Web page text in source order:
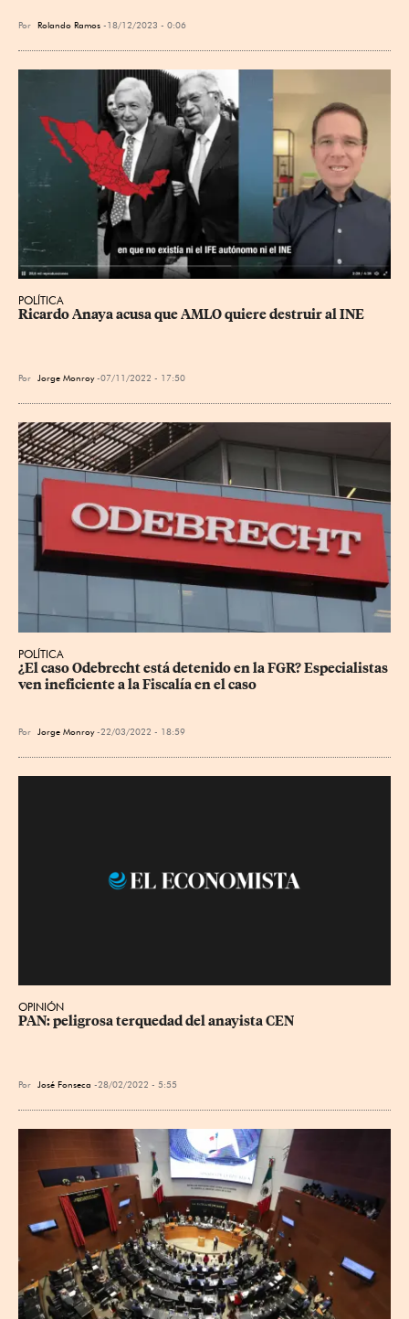
Por Rolando Ramos 18/12/2023 - 0:06
POLÍTICA
Ricardo Anaya acusa que AMLO quiere destruir al INE
Por Jorge Monroy 07/11/2022 - 17:50
POLÍTICA
¿El caso Odebrecht está detenido en la FGR? Especialistas
ven ineficiente a la Fiscalía en el caso
Por Jorge Monroy 22/03/2022 - 18:59
OPINIÓN
PAN: peligrosa terquedad del anayista CEN
Por José Fonseca 28/02/2022 - 5:55